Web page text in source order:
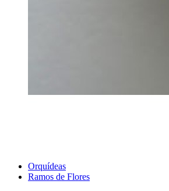
Orquídeas
Ramos de Flores